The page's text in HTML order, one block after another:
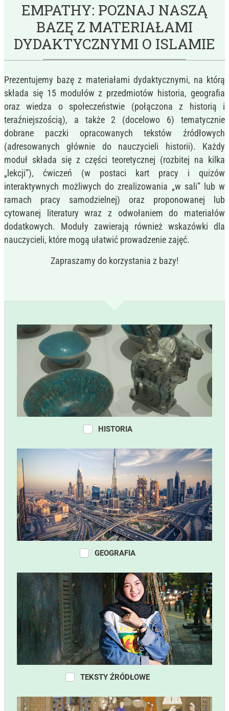
EMPATHY: POZNAJ NASZĄ
BAZĘ Z MATERIAŁAMI
DYDAKTYCZNYMI O ISLAMIE
Prezentujemy bazę z materiałami dydaktycznymi, na którą
składa się 15 modułów z przedmiotów historia, geografia
oraz wiedza o społeczeństwie (połączona z historią i
teraźniejszością), a także 2 (docelowo 6) tematycznie
dobrane paczki opracowanych tekstów źródłowych
(adresowanych głównie do nauczycieli historii). Każdy
moduł składa się z części teoretycznej (rozbitej na kilka
„lekcji”), ćwiczeń (w postaci kart pracy i quizów
interaktywnych możliwych do zrealizowania „w sali” lub w
ramach pracy samodzielnej) oraz proponowanej lub
cytowanej literatury wraz z odwołaniem do materiałów
dodatkowych. Moduły zawierają również wskazówki dla
nauczycieli, które mogą ułatwić prowadzenie zajęć.
Zapraszamy do korzystania z bazy!
HISTORIA
GEOGRAFIA
TEKSTY ŹRÓDŁOWE